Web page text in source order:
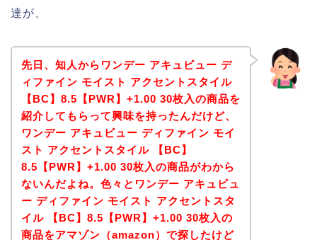
達が、
先日、知人からワンデー アキュビュー デ
ィファイン モイスト アクセントスタイル
【BC】8.5【PWR】+1.00 30枚入の商品を
紹介してもらって興味を持ったんだけど、
ワンデー アキュビュー ディファイン モイ
スト アクセントスタイル 【BC】
8.5【PWR】+1.00 30枚入の商品がわから
ないんだよね。色々とワンデー アキュビュ
ー ディファイン モイスト アクセントスタ
イル 【BC】8.5【PWR】+1.00 30枚入の
商品をアマゾン（amazon）で探したけど